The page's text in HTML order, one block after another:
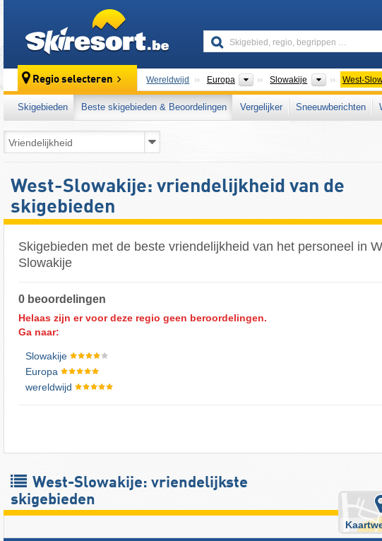
Regio selecteren Wereldwijd Europa Continenten
Slowakije Landen
West-
Skigebieden Beste skigebieden & Beoordelingen Vergelijker Sneeuwberichten
West-Slowakije: vriendelijkheid van de
skigebieden
Skigebieden met de beste vriendelijkheid van het personeel in
Slowakije
0 beoordelingen
Helaas zijn er voor deze regio geen beroordelingen.
Ga naar:
Slowakije
Europa
wereldwijd
West-Slowakije: vriendelijkste
skigebieden